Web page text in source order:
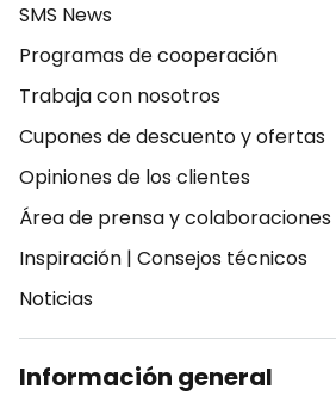
SMS News
Programas de cooperación
Trabaja con nosotros
Cupones de descuento y ofertas
Opiniones de los clientes
Área de prensa y colaboraciones
Inspiración | Consejos técnicos
Noticias
Información general